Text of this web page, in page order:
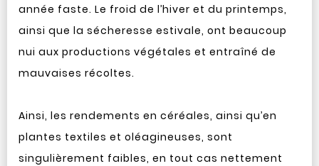
année faste. Le froid de l’hiver et du printemps,
ainsi que la sécheresse estivale, ont beaucoup
nui aux productions végétales et entraîné de
mauvaises récoltes.
Ainsi, les rendements en céréales, ainsi qu’en
plantes textiles et oléagineuses, sont
singulièrement faibles, en tout cas nettement